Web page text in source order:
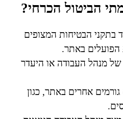
הביטול הכרחי?
בתקני הבטיחות המצופים
הפועלים באתר.
מנהל העבודה או היעדר
אחרים באתר, כגון